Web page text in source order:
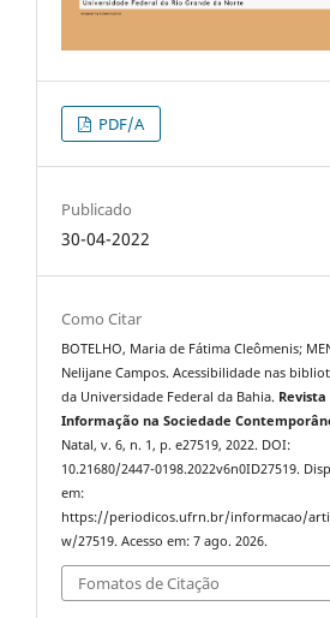
PDF/A
Publicado
30-04-2022
Como Citar
BOTELHO, Maria de Fátima Cleômenis;
Nelijane Campos. Acessibilidade nas
da Universidade Federal da Bahia. Revista
Informação na Sociedade
Natal, v. 6, n. 1, p. e27519, 2022. DOI:
10.21680/2447-0198.2022v6n0ID27519.
em:
https://periodicos.ufrn.br/informacao/
w/27519. Acesso em: 7 ago. 2026.
Fomatos de Citação